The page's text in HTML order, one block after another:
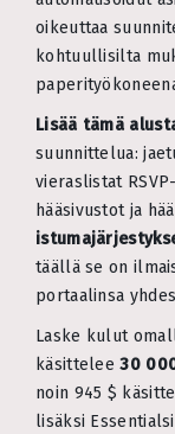
oikeuttaa
kohtuullisilta
Lisää tämä
suunnittelua:
vieraslistat
hääsivustot ja
täällä se on
portaalinsa
Laske kulut
käsittelee30
noin 945 $
lisäksi